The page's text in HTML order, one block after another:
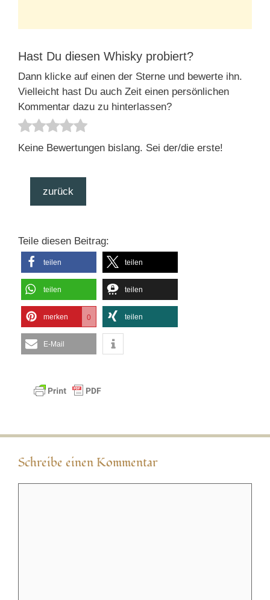
Hast Du diesen Whisky probiert?
Dann klicke auf einen der Sterne und bewerte ihn.
Vielleicht hast Du auch Zeit einen persönlichen
Kommentar dazu zu hinterlassen?
Keine Bewertungen bislang. Sei der/die erste!
zurück
Teile diesen Beitrag:
teilen teilen
teilen teilen
merken 0 teilen
E-Mail
Schreibe einen Kommentar